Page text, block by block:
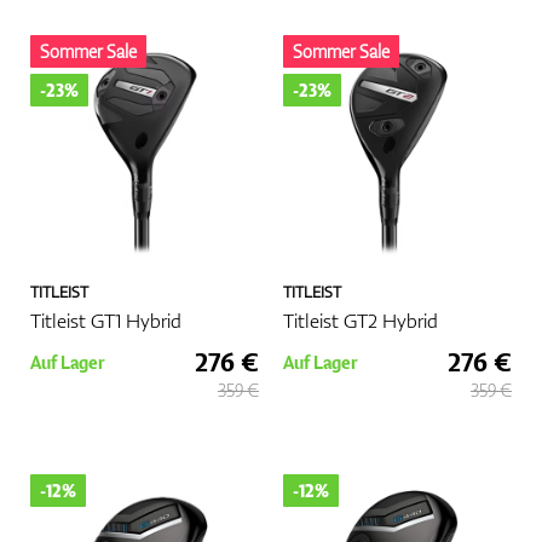
TITLEIST
Titleist GT1 Hybrid
Sommer Sale
-23%
Auf Lager 276 €
359 €
TITLEIST
Titleist GT2 Hybrid
Sommer Sale
-23%
Auf Lager 276 €
359 €
-12% -12%